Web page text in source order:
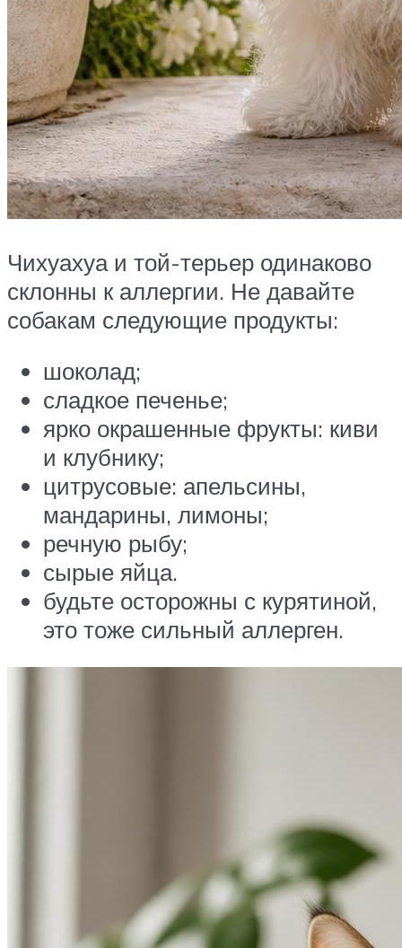
Чихуахуа и той-терьер одинаково
склонны к аллергии. Не давайте
собакам следующие продукты:
шоколад;
сладкое печенье;
ярко окрашенные фрукты: киви
и клубнику;
цитрусовые: апельсины,
мандарины, лимоны;
речную рыбу;
сырые яйца.
будьте осторожны с курятиной,
это тоже сильный аллерген.